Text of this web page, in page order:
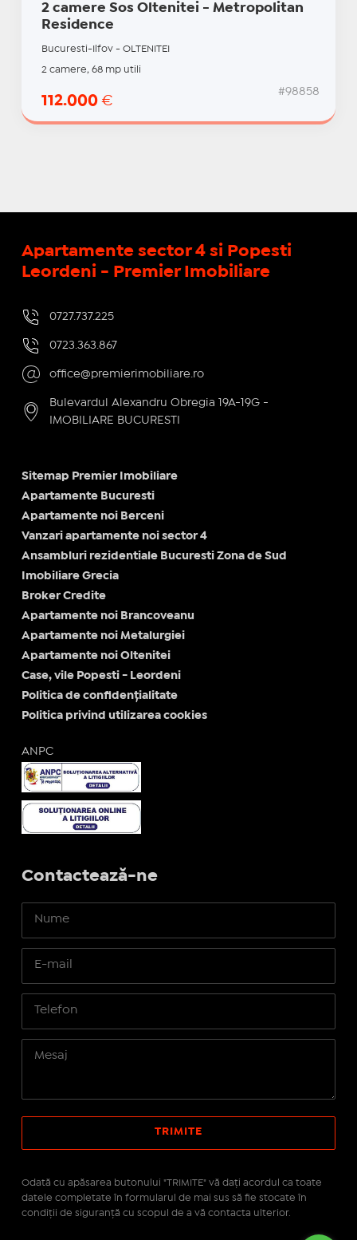
2 camere Sos Oltenitei - Metropolitan
Residence
Bucuresti-Ilfov - OLTENITEI
2 camere, 68 mp utili
112.000 €
#98858
Apartamente sector 4 si Popesti
Leordeni - Premier Imobiliare
0727.737.225
0723.363.867
office@premierimobiliare.ro
Bulevardul Alexandru Obregia 19A-19G -
IMOBILIARE BUCURESTI
Sitemap Premier Imobiliare
Apartamente Bucuresti
Apartamente noi Berceni
Vanzari apartamente noi sector 4
Ansambluri rezidentiale Bucuresti Zona de Sud
Imobiliare Grecia
Broker Credite
Apartamente noi Brancoveanu
Apartamente noi Metalurgiei
Apartamente noi Oltenitei
Case, vile Popesti - Leordeni
Politica de confidențialitate
Politica privind utilizarea cookies
ANPC
Contactează-ne
Odată cu apăsarea butonului "TRIMITE" vă daţi acordul ca toate
datele completate în formularul de mai sus să fie stocate în
condiţii de siguranţă cu scopul de a vă contacta ulterior.